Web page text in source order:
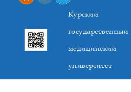
Курский
государственный
медицинский
университет